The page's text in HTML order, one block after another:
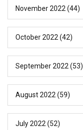
November 2022 (44)
October 2022 (42)
September 2022 (53)
August 2022 (59)
July 2022 (52)